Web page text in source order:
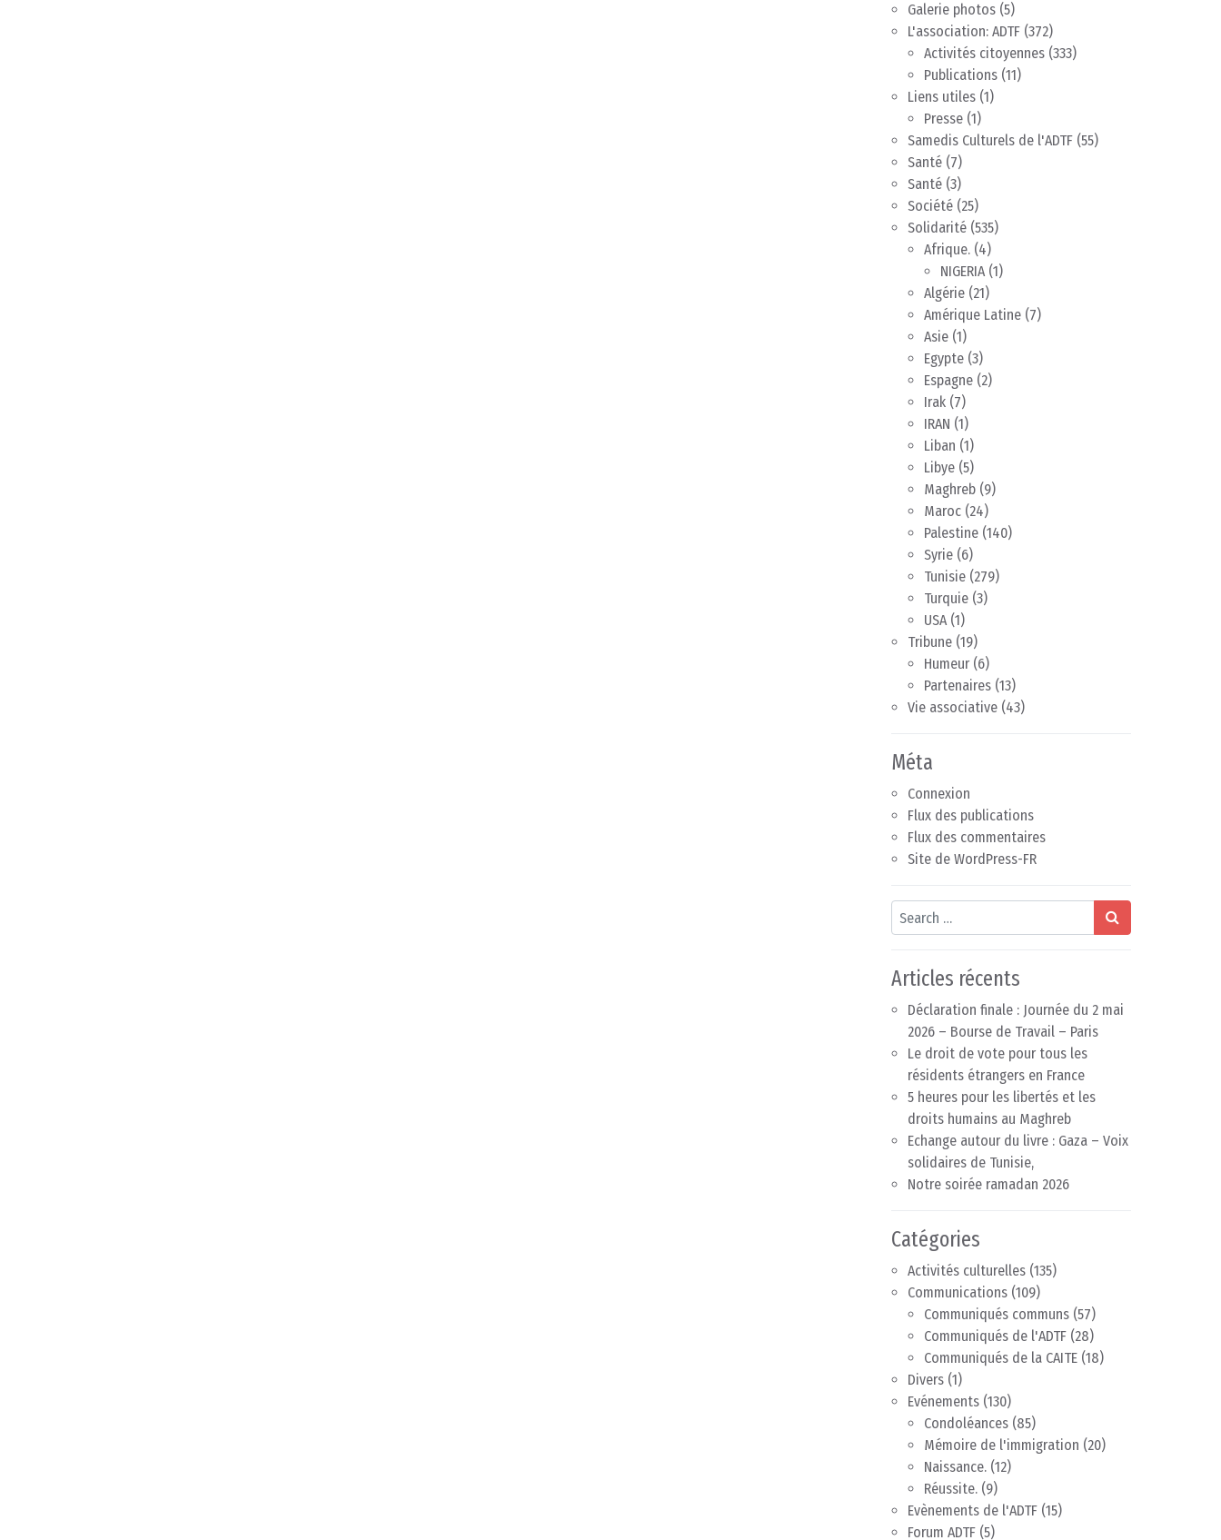
Galerie photos (5)
L'association: ADTF (372)
Activités citoyennes (333)
Publications (11)
Liens utiles (1)
Presse (1)
Samedis Culturels de l'ADTF (55)
Santé (7)
Santé (3)
Société (25)
Solidarité (535)
Afrique. (4)
NIGERIA(1)
Algérie (21)
Amérique Latine (7)
Asie (1)
Egypte (3)
Espagne (2)
Irak (7)
IRAN (1)
Liban (1)
Libye (5)
Maghreb (9)
Maroc (24)
Palestine (140)
Syrie (6)
Tunisie (279)
Turquie (3)
USA(1)
Tribune (19)
Humeur (6)
Partenaires (13)
Vie associative (43)
Méta
Connexion
Flux des publications
Flux des commentaires
Site de WordPress-FR
Search
Articles récents
Déclaration finale : Journée du 2 mai
2026 – Bourse de Travail – Paris
Le droit de vote pour tous les
résidents étrangers en France
5 heures pour les libertés et les
droits humains au Maghreb
Echange autour du livre : Gaza – Voix
solidaires de Tunisie,
Notre soirée ramadan 2026
Catégories
Activités culturelles (135)
Communications (109)
Communiqués communs (57)
Communiqués de l'ADTF (28)
Communiqués de la CAITE (18)
Divers (1)
Evénements (130)
Condoléances (85)
Mémoire de l'immigration (20)
Naissance. (12)
Réussite. (9)
Evènements de l'ADTF (15)
Forum ADTF (5)